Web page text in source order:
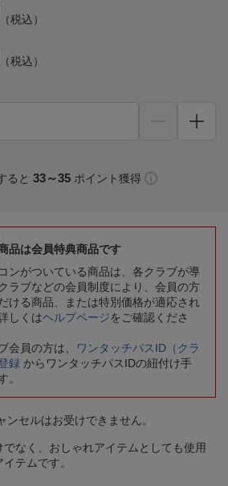
（税込）
（税込）
ると 33～35 ポイント獲得
品は会員特典商品です
ンがついている商品は、各クラブが導
ラブなどの会員制度により、会員の方
ける商品、または特別価格が適応され
しくはヘルプページをご確認くださ
会員の方は、
ワンタッチパスID（クラ
録 からワンタッチパスIDの紐付け手
。
セルはお受けできません。
なく、おしゃれアイテムとしても使用
テムです。